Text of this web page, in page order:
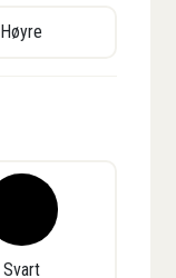
Høyre
Svart